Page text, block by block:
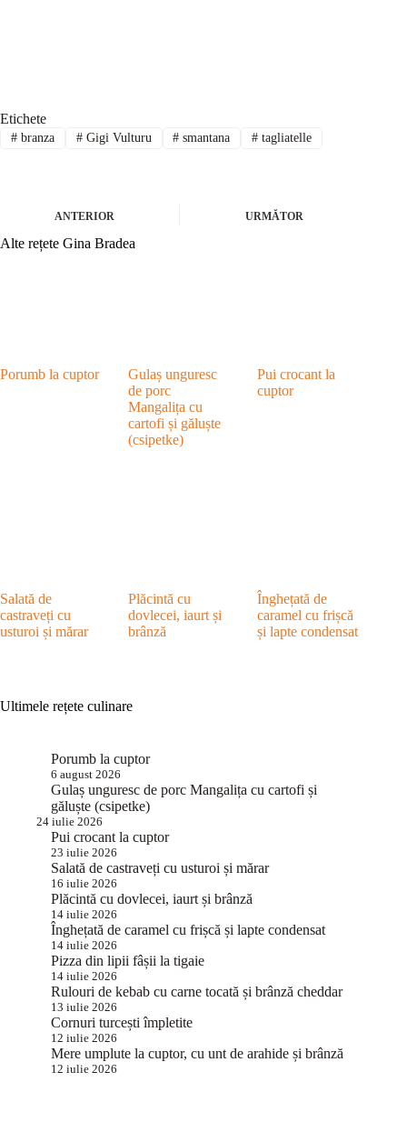
Etichete
#branza #Gigi Vulturu # smantana # tagliatelle
ANTERIOR URMĂTOR
Alte rețete Gina Bradea
Porumb la cuptor
Gulaș unguresc
de porc
Mangalița cu
cartofi și găluște
(csipetke)
Pui crocant la
cuptor
Salată de
castraveți cu
usturoi și mărar
Plăcintă cu
dovlecei, iaurt și
brânză
Înghețată de
caramel cu frișcă
și lapte condensat
Ultimele rețete culinare
Porumb la cuptor
6 august 2026
Gulaș unguresc de porc Mangalița cu cartofi și
găluște (csipetke)
24 iulie 2026
Pui crocant la cuptor
23 iulie 2026
Salată de castraveți cu usturoi și mărar
16 iulie 2026
Plăcintă cu dovlecei, iaurt și brânză
14 iulie 2026
Înghețată de caramel cu frișcă și lapte condensat
14 iulie 2026
Pizza din lipii fâșii la tigaie
14 iulie 2026
Rulouri de kebab cu carne tocată și brânză cheddar
13 iulie 2026
Cornuri turcești împletite
12 iulie 2026
Mere umplute la cuptor, cu unt de arahide și brânză
12 iulie 2026